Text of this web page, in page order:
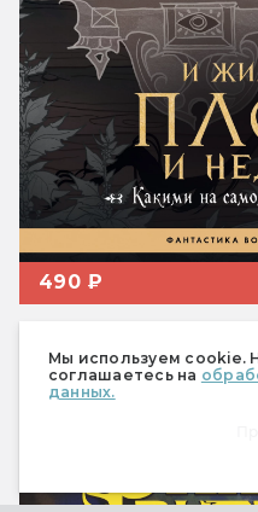
Мы используем cookie.
соглашаетесь на
данных.
490 ₽
ролевые